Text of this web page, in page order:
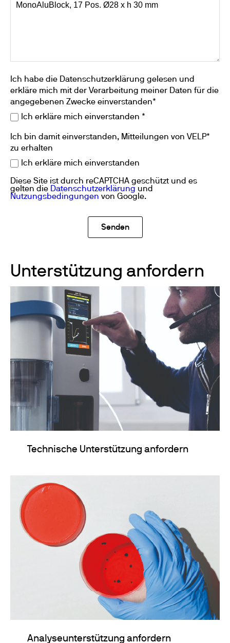
Ich habe die Datenschutzerklärung gelesen und
erkläre mich mit der Verarbeitung meiner Daten für die
angegebenen Zwecke einverstanden*
Ich erkläre mich einverstanden *
Ich bin damit einverstanden, Mitteilungen von VELP*
zu erhalten
Ich erkläre mich einverstanden
Diese Site ist durch reCAPTCHA geschützt und es
gelten die Datenschutzerklärung und
Nutzungsbedingungen von Google.
Unterstützung anfordern
Technische Unterstützung anfordern
Analyseunterstützung anfordern